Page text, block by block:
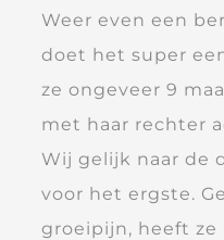
Weer even een
doet het super
ze ongeveer 9
met haar rechter
Wij gelijk naar de
voor het ergste.
groeipijn, heeft